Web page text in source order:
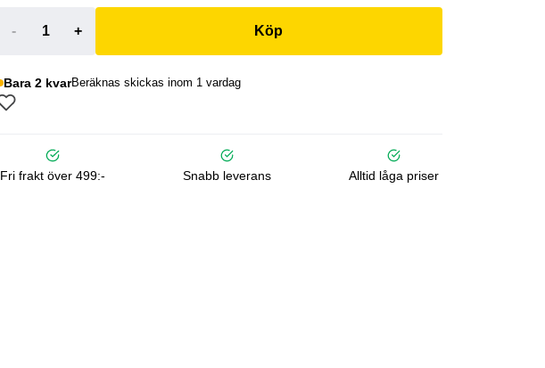
- + Köp
Bara 2 kvarBeräknas skickas inom 1 vardag
Fri frakt över 499:- Snabb leverans Alltid låga priser